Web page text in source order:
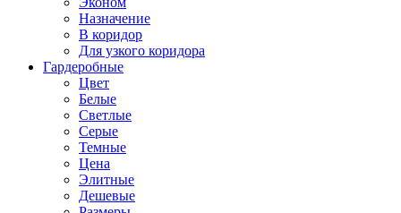
Назначение
В коридор
Для узкого коридора
Гардеробные
Цвет
Белые
Светлые
Серые
Темные
Цена
Элитные
Дешевые